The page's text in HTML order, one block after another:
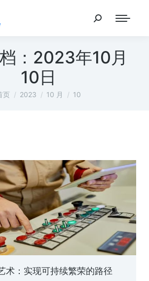
： 2023年10月
10日
在这里：
页 2023 10 月 10
术：实现可持续繁荣的路径